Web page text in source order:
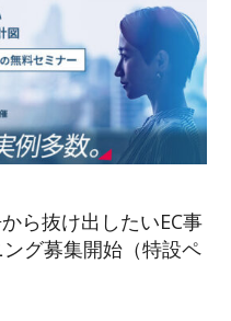
ら抜け出したいEC事
グ募集開始（特設ペ